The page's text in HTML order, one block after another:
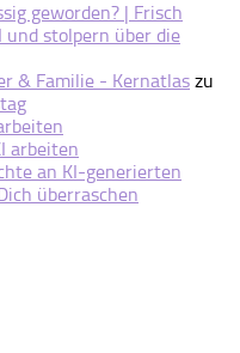
geworden? | Frisch
und stolpern über die
& Familie - Kernatlas zu
arbeiten
an KI-generierten
überraschen